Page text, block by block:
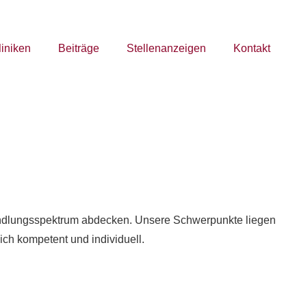
Beiträge Stellenanzeigen Kontakt
abdecken. Unsere Schwerpunkte liegen
kompetent und individuell.